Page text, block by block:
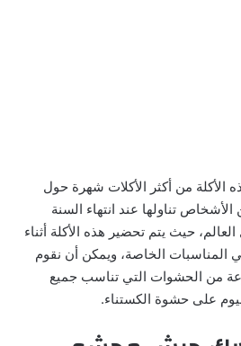
الأكلة من أكثر الأكلات شهرة حول
الأشخاص تناولها عند انتهاء السنة
حيث يتم تحضير هذه الأكلة أثناء
المناسبات الخاصة، ويمكن أن نقوم
من الحشوات التي تناسب جميع
على حشوة الكستناء.